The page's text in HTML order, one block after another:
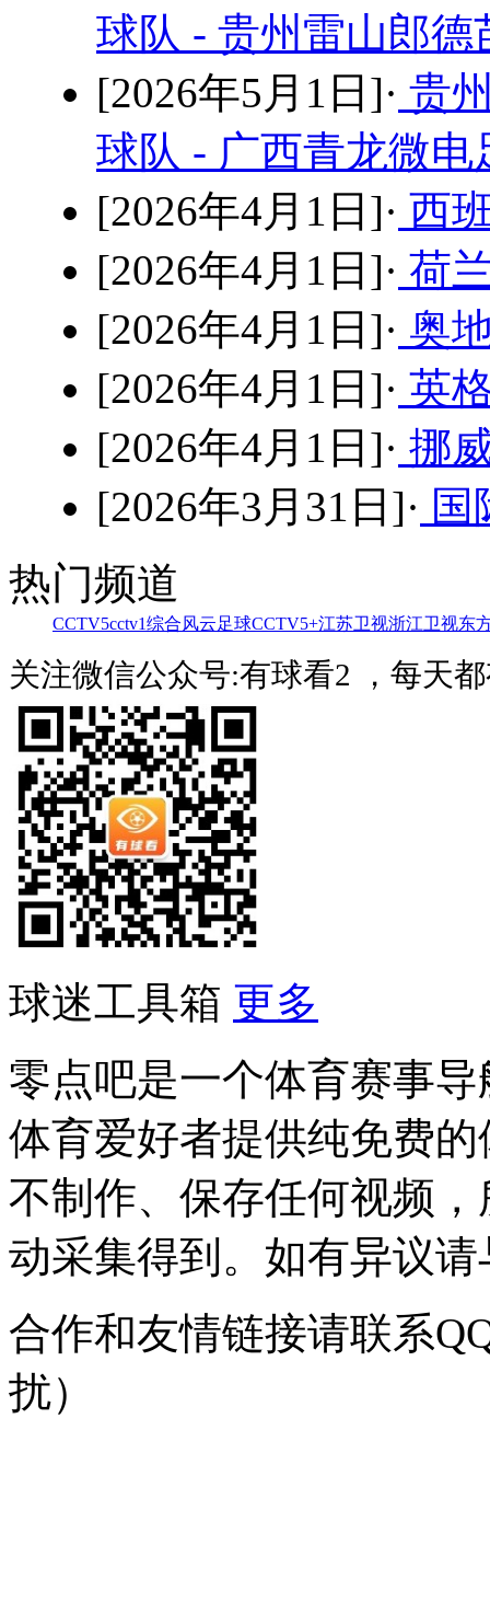
球队 - 贵州雷山郎德
[2026年5月1日]· 贵
球队 - 广西青龙微电
[2026年4月1日]· 西
[2026年4月1日]· 荷
[2026年4月1日]· 奥
[2026年4月1日]· 英
[2026年4月1日]· 挪
[2026年3月31日]· 国
热门频道
CCTV5cctv1综合风云足球CCTV5+江苏卫视浙江卫视东
关注微信公众号:有球看2 ，每天
球迷工具箱 更多
零点吧是一个体育赛事
体育爱好者提供纯免费
不制作、保存任何视频
动采集得到。如有异议
合作和友情链接请联系
扰）